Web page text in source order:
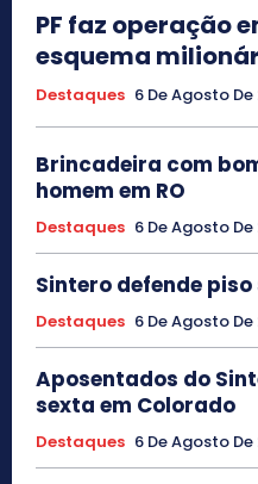
PF faz operação
esquema
Destaques 6 De Agosto
Brincadeira com
homem em RO
Destaques 6 De Agosto
Sintero defende
Destaques 6 De Agosto
Aposentados do
sexta em Colorado
Destaques 6 De Agosto